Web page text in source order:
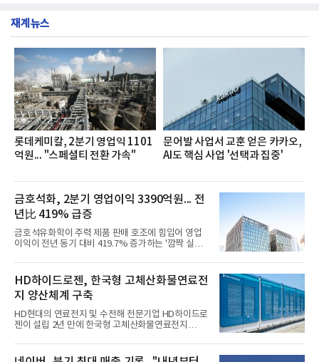
서도
영지원부 홍보팀과 2026년 새로이(e)＊가 공동 주관
쳐 진행됐다.참고로 새로이(e)는 NH농협캐피탈 MZ
세대들로(과장~계장) 구성된 자율 참여조직으로, 조
직문화 혁신과 업무 효율성 향상을 위한 다양한 활동
을 추진하며,새로운 변화와 이로운 영향력을 조직전
반에 전파하는 역할
재계뉴스
롯데케미칼, 2분기 영업익 1101
억원... "스페셜티 전환 가속"
문어발 사업서 교훈 얻은 카카오,
AI도 핵심 사업 '선택과 집중'
금호석화, 2분기 영업이익 3390억원... 전
년比 419% 급증
금호석유화학이 주력 제품 판매 호조에 힘입어 영업
이익이 전년 동기 대비 419.7% 증가하는 '깜짝 실
업이익이 3390억원으로 지난해 동기보다 419.7% 증
가한 것으로 잠정 집계됐다고 7일 공시했다.매출은 2
조2682억원으로 지난해 동기 대비 27.9% 증가했다.
순이익은 3004억원으로 420.4% 늘었다.이번 호실적
은 주력 제품인 NB라텍스와 합성수지 판매 호조가 견
인한 것으로 풀이된다. 미국의 중국산 의료용 고무장
갑 관세 인상 이후 동남아 장갑업체의 가동률이 높아
HD하이드로젠, 한국형 고체산화물연료전
지 양산체계 구축
HD현대의 연료전지 및 수전해 전문기업 HD하이드로
젠이 설립 2년 만에 한국형 고체산화물연료전지
본격적인 시장 공략에 나선다.HD하이드로젠은 최근
한국전기안전공사(KESCO)로부터 SOFC 발전설비